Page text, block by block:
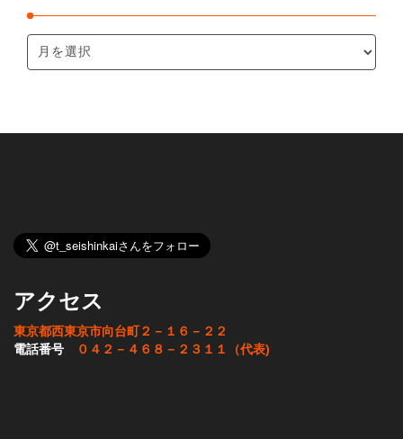
アクセス
東京都西東京市向台町２－１６－２２
電話番号
０４２－４６８－２３１１（代表)